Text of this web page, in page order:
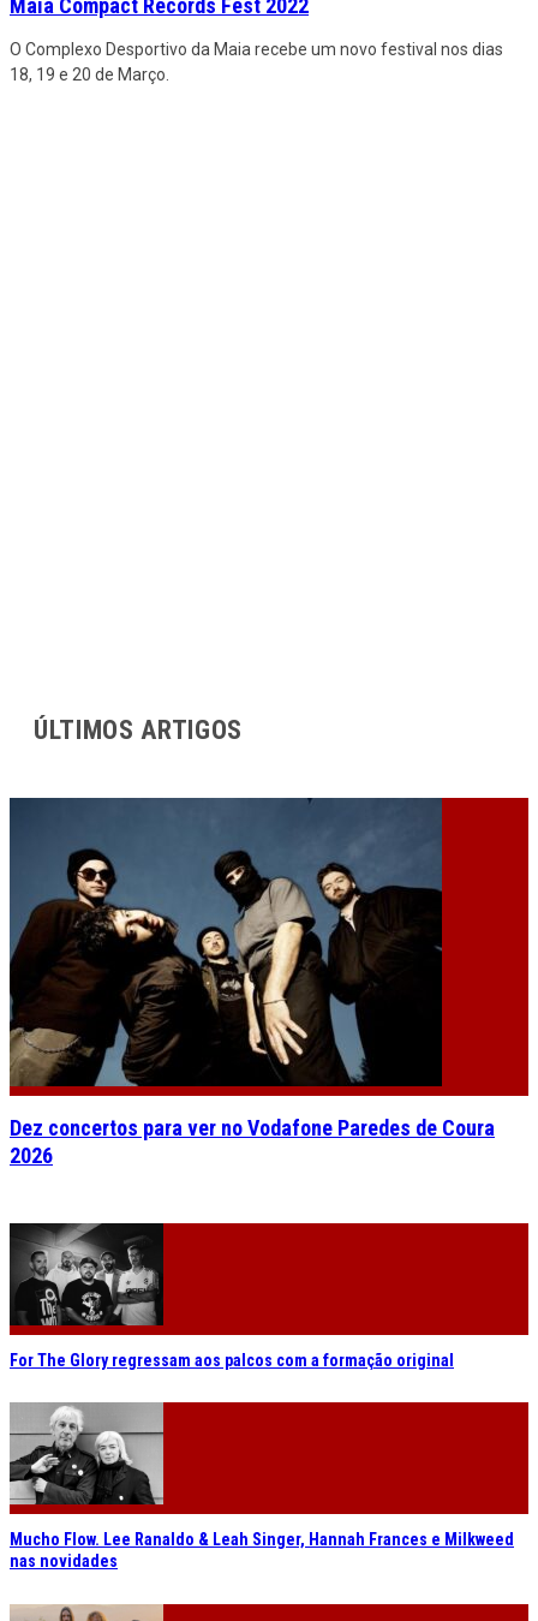
Maia Compact Records Fest 2022
O Complexo Desportivo da Maia recebe um novo festival nos dias
18, 19 e 20 de Março.
ÚLTIMOS ARTIGOS
Dez concertos para ver no Vodafone Paredes de Coura
2026
For The Glory regressam aos palcos com a formação original
Mucho Flow. Lee Ranaldo & Leah Singer, Hannah Frances e Milkweed
nas novidades